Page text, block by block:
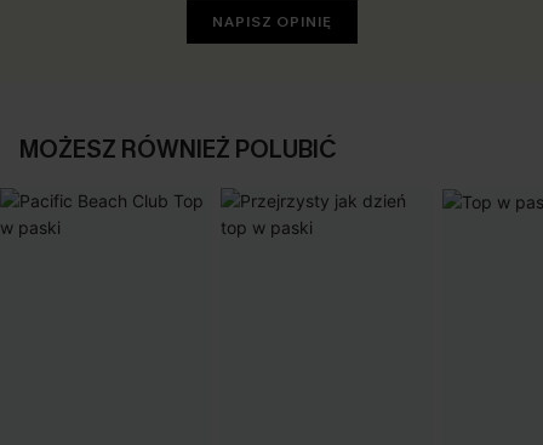
NAPISZ OPINIĘ
MOŻESZ RÓWNIEŻ POLUBIĆ